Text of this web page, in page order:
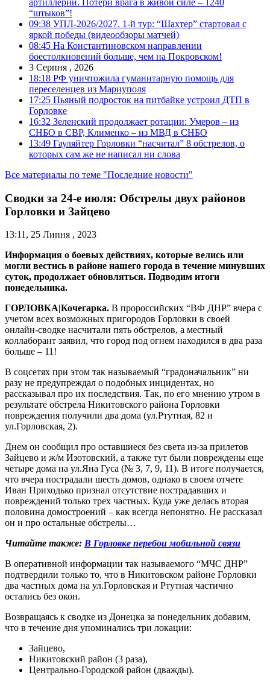
“штыков”!
09:38 УПЛ-2026/2027. 1-й тур: “Шахтер” стартовал с
яркой победы (видеообзоры матчей)
08:45 На Константиновском направлении
боестолкновений больше, чем на Покровском!
3 Серпня , 2026
18:18 РФ уничтожила гуманитарную помощь для
переселенцев из Мариуполя
17:25 Пьяный подросток на питбайке устроил ДТП в
Горловке
16:32 Зеленский продолжает ротации: Умеров – из
СНБО в СВР, Клименко – из МВД в СНБО
13:49 Гауляйтер Горловки “насчитал” 8 обстрелов, о
которых сам же не написал ни слова
Все материалы по теме "Последние новости"
Сводки за 24-е июля: Обстрелы двух районов
Горловки и Зайцево
13:11, 25 Липня , 2023
Информация о боевых действиях, которые велись или
могли вестись в районе нашего города в течение минувших
суток, продолжает обновляться. Подводим итоги
понедельника.
ГОРЛОВКА|Кочегарка. В пророссийских “ВФ ДНР” вчера с
учетом всех возможных пригородов Горловки в своей
онлайн-сводке насчитали пять обстрелов, а местный
коллаборант заявил, что город под огнем находился в два раза
больше – 11!
В соцсетях при этом так называемый “градоначальник” ни
разу не предупреждал о подобных инцидентах, но
рассказывал про их последствия. Так, по его мнению утром в
результате обстрела Никитовского района Горловки
повреждения получили два дома (ул.Ртутная, 82 и
ул.Горловская, 2).
Днем он сообщил про оставшиеся без света из-за прилетов
Зайцево и ж/м Изотовский, а также тут были повреждены еще
четыре дома на ул.Яна Гуса (№ 3, 7, 9, 11). В итоге получается,
что вчера пострадали шесть домов, однако в своем отчете
Иван Приходько признал отсутствие пострадавших и
повреждений только трех частных. Куда уже делась вторая
половина домостроений – как всегда непонятно. Не рассказал
он и про остальные обстрелы…
Читайте также: В Горловке перебои мобильной связи
В оперативной информации так называемого “МЧС ДНР”
подтвердили только то, что в Никитовском районе Горловки
два частных дома на ул.Горловская и Ртутная частично
остались без окон.
Возвращаясь к сводке из Донецка за понедельник добавим,
что в течение дня упоминались три локации:
Зайцево,
Никитовский район (3 раза),
Центрально-Городской район (дважды).